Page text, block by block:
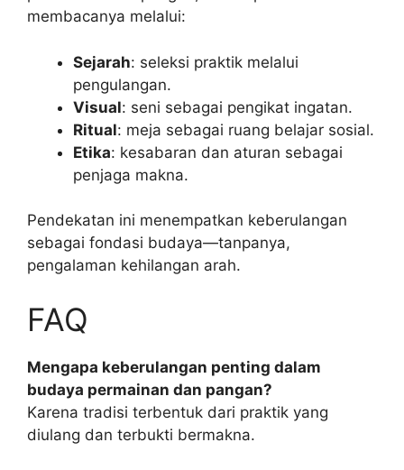
membacanya melalui:
Sejarah: seleksi praktik melalui
pengulangan.
Visual: seni sebagai pengikat ingatan.
Ritual: meja sebagai ruang belajar sosial.
Etika: kesabaran dan aturan sebagai
penjaga makna.
Pendekatan ini menempatkan keberulangan
sebagai fondasi budaya—tanpanya,
pengalaman kehilangan arah.
FAQ
Mengapa keberulangan penting dalam
budaya permainan dan pangan?
Karena tradisi terbentuk dari praktik yang
diulang dan terbukti bermakna.